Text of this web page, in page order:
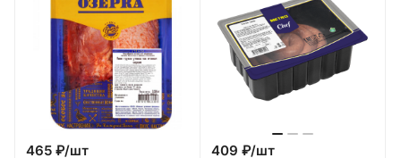
465 ₽/шт
409 ₽/шт